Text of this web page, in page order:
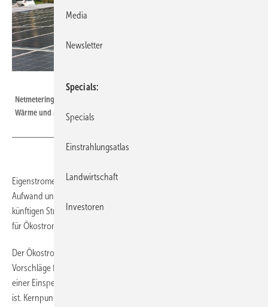
Netmetering reizt dazu an, die Anlage so groß auszulegen, dass gleich
Wärme und Mobilität mit dem Solarstrom abgedeckt werden können.
Eigenstromerzeugung ohne Hindernisse, geringer bürokratischer
Aufwand und Netmetering: Das könnten die drei Säulen einer
künftigen Strommarktordnung sein, die ohne Vergütungszahlungen
für Ökostromanlagen auskommt.
Der Ökostromanbieter Westfalen Wind mit Sitz in Paderborn hat
Vorschläge für einen Ausbau der Photovoltaik in Deutschland jenseits
einer Einspeisevergütung auf den Tisch gelegt, wie sie im EEG geregelt
ist. Kernpunkt dieser Vorschläge ist die Tatsache, dass Solarenergie
Media
Newsletter
Specials
Specials
Einstrahlungsatlas
Landwirtschaft
Investoren